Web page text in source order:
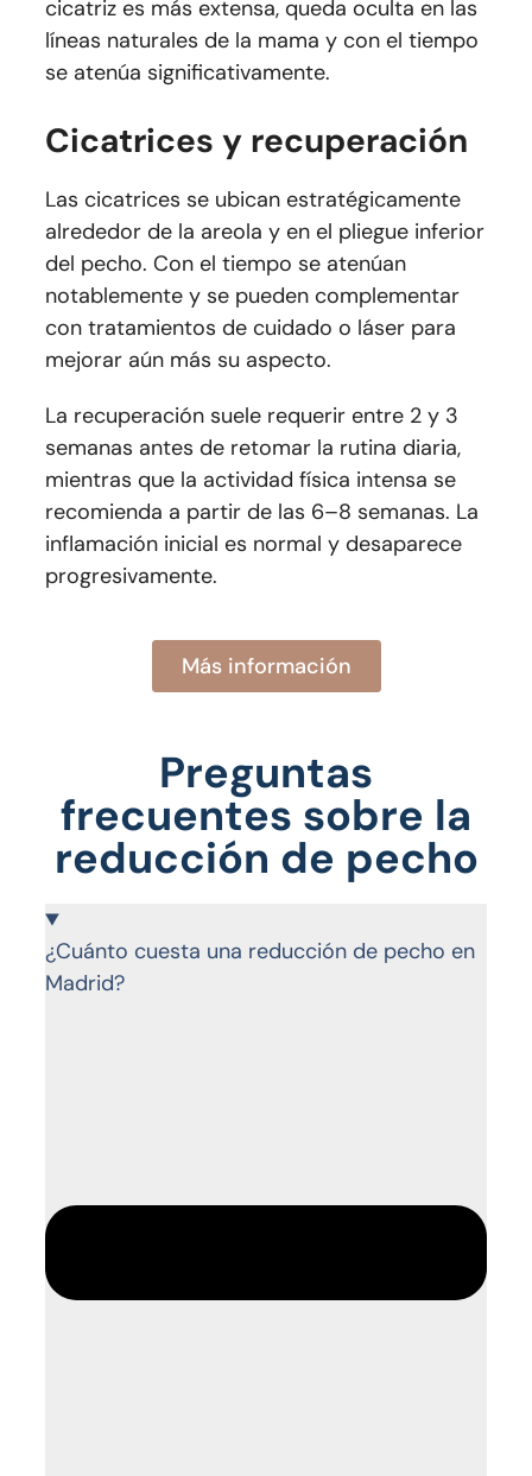
cicatriz es más extensa, queda oculta en las
líneas naturales de la mama y con el tiempo
se atenúa significativamente.
Cicatrices y recuperación
Las cicatrices se ubican estratégicamente
alrededor de la areola y en el pliegue inferior
del pecho. Con el tiempo se atenúan
notablemente y se pueden complementar
con tratamientos de cuidado o láser para
mejorar aún más su aspecto.
La recuperación suele requerir entre 2 y 3
semanas antes de retomar la rutina diaria,
mientras que la actividad física intensa se
recomienda a partir de las 6–8 semanas. La
inflamación inicial es normal y desaparece
progresivamente.
Más información
Preguntas
frecuentes sobre la
reducción de pecho
¿Cuánto cuesta una reducción de pecho en
Madrid?